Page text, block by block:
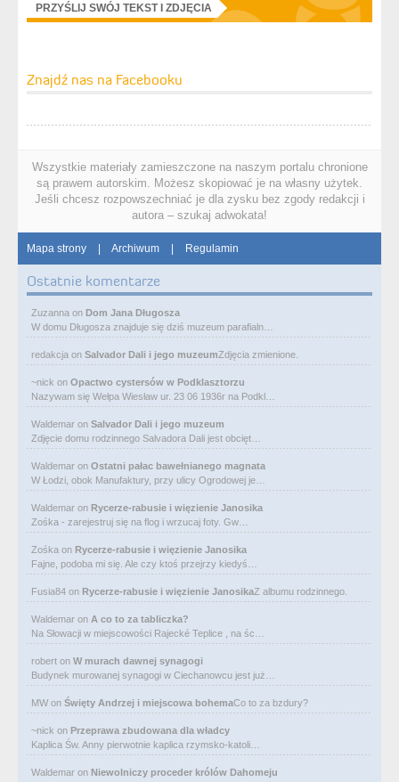
PRZYŚLIJ SWÓJ TEKST I ZDJĘCIA
Znajdź nas na Facebooku
Wszystkie materiały zamieszczone na naszym portalu chronione
są prawem autorskim. Możesz skopiować je na własny użytek.
Jeśli chcesz rozpowszechniać je dla zysku bez zgody redakcji i
autora – szukaj adwokata!
Mapa strony | Archiwum | Regulamin
Ostatnie komentarze
Zuzanna on Dom Jana Długosza
W domu Długosza znajduje się dziś muzeum parafialn…
redakcja on Salvador Dali i jego muzeumZdjęcia zmienione.
~nick on Opactwo cystersów w Podklasztorzu
Nazywam się Wełpa Wiesław ur. 23 06 1936r na Podkl…
Waldemar on Salvador Dali i jego muzeum
Zdjęcie domu rodzinnego Salvadora Dali jest obcięt…
Waldemar on Ostatni pałac bawełnianego magnata
W Łodzi, obok Manufaktury, przy ulicy Ogrodowej je…
Waldemar on Rycerze-rabusie i więzienie Janosika
Zośka - zarejestruj się na flog i wrzucaj foty. Gw…
Zośka on Rycerze-rabusie i więzienie Janosika
Fajne, podoba mi się. Ale czy ktoś przejrzy kiedyś…
Fusia84 on Rycerze-rabusie i więzienie JanosikaZ albumu rodzinnego.
Waldemar on A co to za tabliczka?
Na Słowacji w miejscowości Rajecké Teplice , na śc…
robert on W murach dawnej synagogi
Budynek murowanej synagogi w Ciechanowcu jest już…
MW on Święty Andrzej i miejscowa bohemaCo to za bzdury?
~nick on Przeprawa zbudowana dla władcy
Kaplica Św. Anny pierwotnie kaplica rzymsko-katoli…
Waldemar on Niewolniczy proceder królów Dahomeju